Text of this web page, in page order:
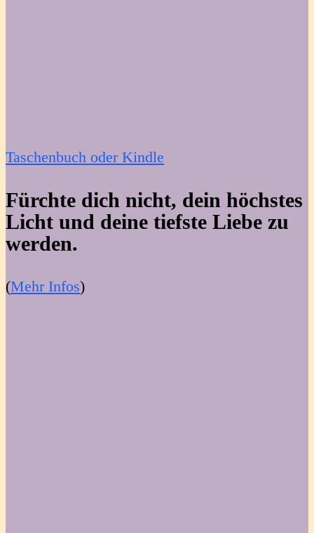
Taschenbuch oder Kindle
Fürchte dich nicht, dein höchstes
Licht und deine tiefste Liebe zu
werden.
(Mehr Infos)